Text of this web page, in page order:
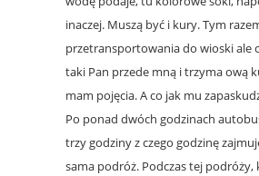
inaczej. Muszą być i kury. Tym
przetransportowania do wioski ale
taki Pan przede mną i trzyma ową
mam pojęcia. A co jak mu
Po ponad dwóch godzinach
trzy godziny z czego godzinę
sama podróż. Podczas tej